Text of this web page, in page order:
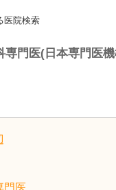
医院検索
門医(日本専門医
門医